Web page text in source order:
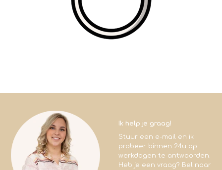
Ik help je graag!
Stuur een e-mail en ik
probeer binnen 24u op
werkdagen te antwoorden.
Heb je een vraag? Bel naar